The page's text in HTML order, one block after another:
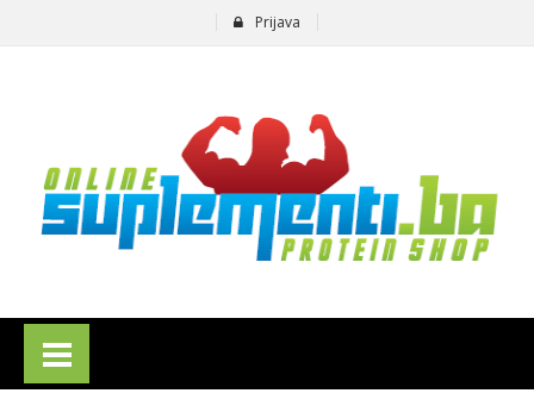
Prijava